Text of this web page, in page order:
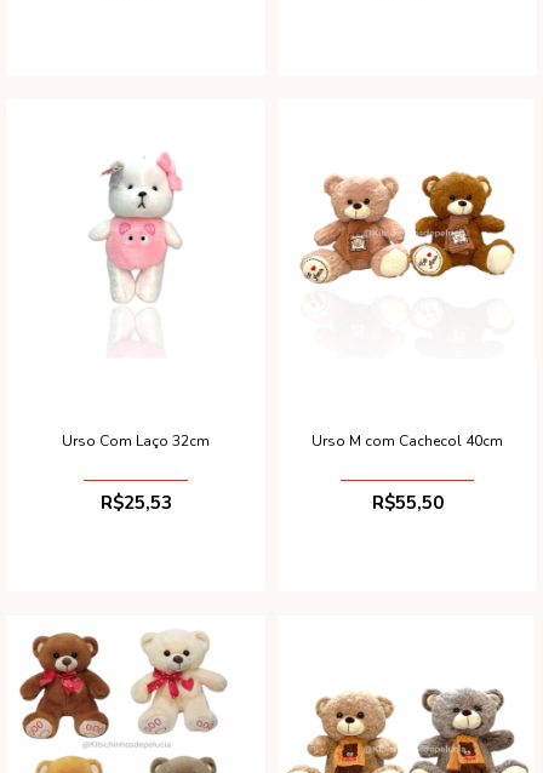
Urso Com Laço 32cm
R$25,53
Urso M com Cachecol 40cm
R$55,50